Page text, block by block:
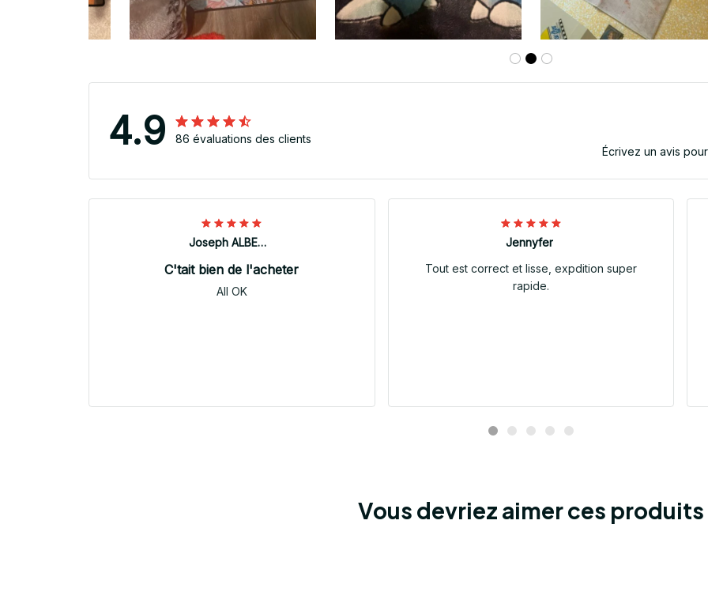
4.9
86 évaluations des clients
Écrivez un avis
Joseph ALBERTINI
C'tait bien de l'acheter
All OK
Jennyfer
Tout est correct et lisse, expdition super
rapide.
Vous devriez aimer ces produits